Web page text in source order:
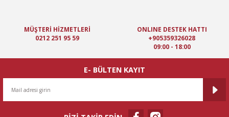
Ürün bilgilerinde hatalar bulunuyor.
Ürün fiyatı diğer sitelerden daha pahalı.
MÜŞTERİ HİZMETLERİ
0212 251 95 59
ONLINE DESTEK HATTI
+905359326028
09:00 - 18:00
E- BÜLTEN KAYIT